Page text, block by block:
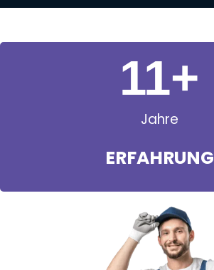
Jahre
ERFAHRUNG
11+